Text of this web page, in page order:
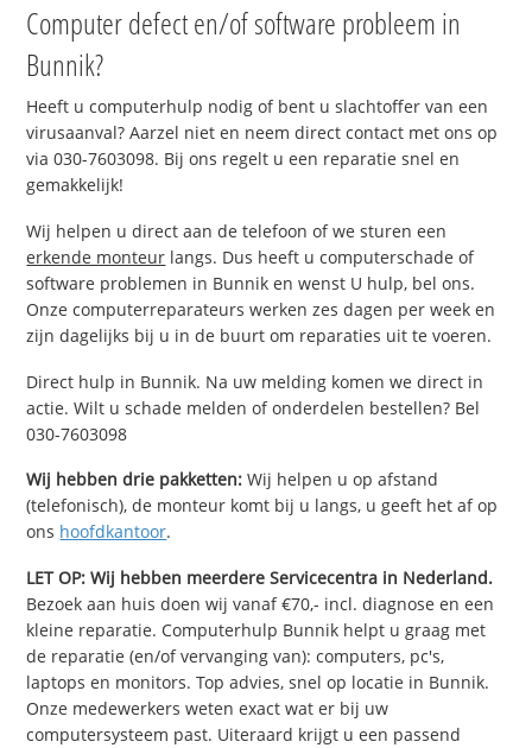
Computer defect en/of software probleem in
Bunnik?
Heeft u computerhulp nodig of bent u slachtoffer van een
virusaanval? Aarzel niet en neem direct contact met ons op
via 030-7603098. Bij ons regelt u een reparatie snel en
gemakkelijk!
Wij helpen u direct aan de telefoon of we sturen een
erkende monteur langs. Dus heeft u computerschade of
software problemen in Bunnik en wenst U hulp, bel ons.
Onze computerreparateurs werken zes dagen per week en
zijn dagelijks bij u in de buurt om reparaties uit te voeren.
Direct hulp in Bunnik. Na uw melding komen we direct in
actie. Wilt u schade melden of onderdelen bestellen? Bel
030-7603098
Wij hebben drie pakketten: Wij helpen u op afstand
(telefonisch), de monteur komt bij u langs, u geeft het af op
ons hoofdkantoor.
LET OP: Wij hebben meerdere Servicecentra in Nederland.
Bezoek aan huis doen wij vanaf €70,- incl. diagnose en een
kleine reparatie. Computerhulp Bunnik helpt u graag met
de reparatie (en/of vervanging van): computers, pc's,
laptops en monitors. Top advies, snel op locatie in Bunnik.
Onze medewerkers weten exact wat er bij uw
computersysteem past. Uiteraard krijgt u een passend